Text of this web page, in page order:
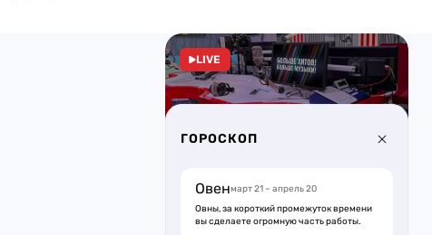
LIVE
ГОРОСКОП
Овенмарт 21 – апрель 20
Овны, за короткий промежуток времени
вы сделаете огромную часть работы.